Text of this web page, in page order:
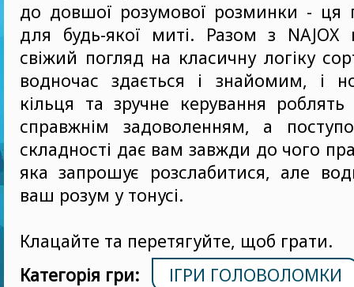
до довшої розумової розминки - ця
для будь-якої миті. Разом з NAJOX
свіжий погляд на класичну логіку
водночас здається і знайомим, і
кільця та зручне керування
справжнім задоволенням, а
складності дає вам завжди до чого
яка запрошує розслабитися, але
ваш розум у тонусі.
Клацайте та перетягуйте, щоб грати.
Категорія гри:
ІГРИ ГОЛОВОЛОМКИ